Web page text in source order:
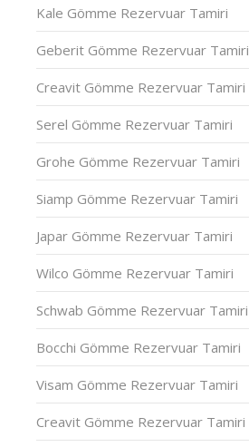
Kale Gömme Rezervuar Tamiri
Geberit Gömme Rezervuar Tamiri
Creavit Gömme Rezervuar Tamiri
Serel Gömme Rezervuar Tamiri
Grohe Gömme Rezervuar Tamiri
Siamp Gömme Rezervuar Tamiri
Japar Gömme Rezervuar Tamiri
Wilco Gömme Rezervuar Tamiri
Schwab Gömme Rezervuar Tamiri
Bocchi Gömme Rezervuar Tamiri
Visam Gömme Rezervuar Tamiri
Creavit Gömme Rezervuar Tamiri